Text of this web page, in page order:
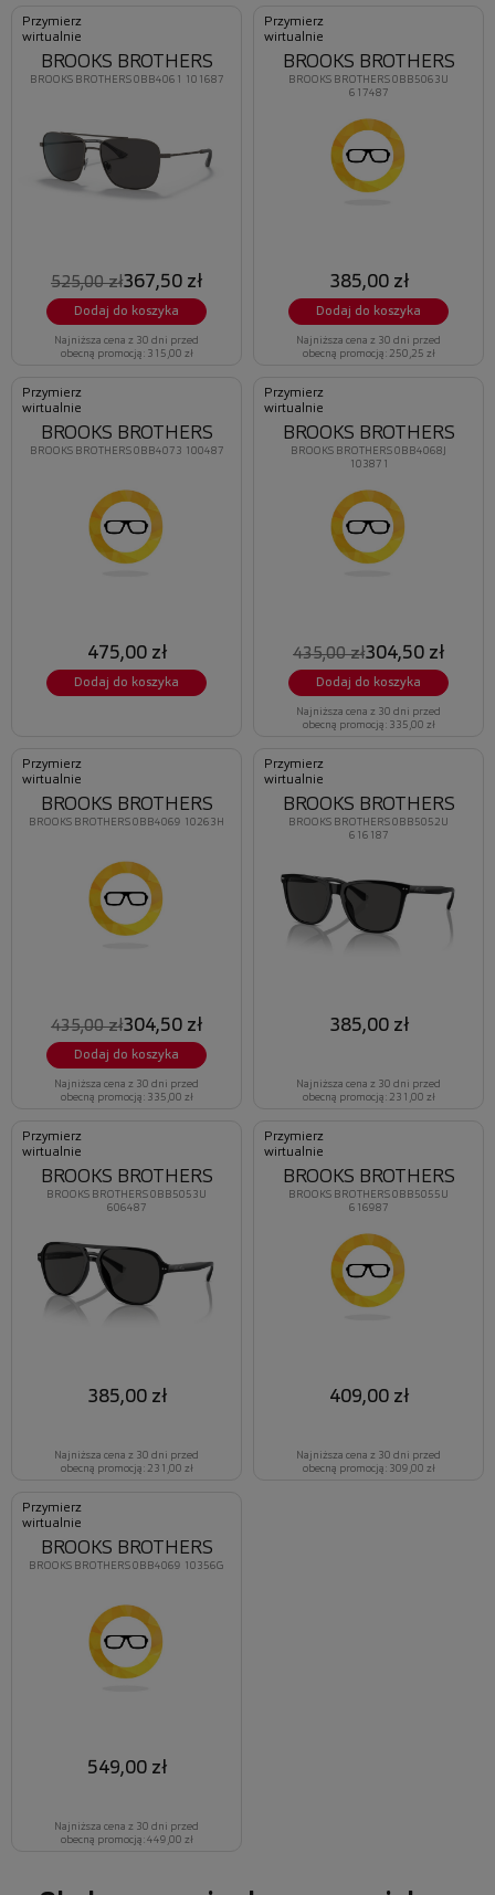
Przymierz
wirtualnie
BROOKS BROTHERS 0BB4061 101687
BROOKS BROTHERS
525,00 zł367,50 zł
Dodaj do koszyka
Najniższa cena z 30 dni przed
obecną promocją: 315,00 zł
Przymierz
wirtualnie
BROOKS BROTHERS 0BB5063U
617487
BROOKS BROTHERS
385,00 zł
Dodaj do koszyka
Najniższa cena z 30 dni przed
obecną promocją: 250,25 zł
Przymierz
wirtualnie
BROOKS BROTHERS 0BB4073 100487
BROOKS BROTHERS
475,00 zł
Dodaj do koszyka
Przymierz
wirtualnie
BROOKS BROTHERS 0BB4068J
103871
BROOKS BROTHERS
435,00 zł304,50 zł
Dodaj do koszyka
Najniższa cena z 30 dni przed
obecną promocją: 335,00 zł
Przymierz
wirtualnie
BROOKS BROTHERS 0BB4069 10263H
BROOKS BROTHERS
435,00 zł304,50 zł
Dodaj do koszyka
Najniższa cena z 30 dni przed
obecną promocją: 335,00 zł
Przymierz
wirtualnie
BROOKS BROTHERS 0BB5052U
616187
BROOKS BROTHERS
385,00 zł
Najniższa cena z 30 dni przed
obecną promocją: 231,00 zł
Przymierz
wirtualnie
BROOKS BROTHERS 0BB5053U
606487
BROOKS BROTHERS
385,00 zł
Najniższa cena z 30 dni przed
obecną promocją: 231,00 zł
Przymierz
wirtualnie
BROOKS BROTHERS 0BB5055U
616987
BROOKS BROTHERS
409,00 zł
Najniższa cena z 30 dni przed
obecną promocją: 309,00 zł
Przymierz
wirtualnie
BROOKS BROTHERS 0BB4069 10356G
BROOKS BROTHERS
549,00 zł
Najniższa cena z 30 dni przed
obecną promocją: 449,00 zł